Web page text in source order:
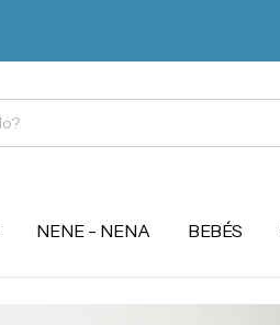
NENE - NENA BEBÉS